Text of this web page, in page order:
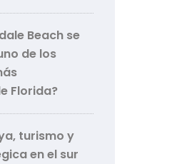
Beach se
de los
Florida?
turismo y
en el sur